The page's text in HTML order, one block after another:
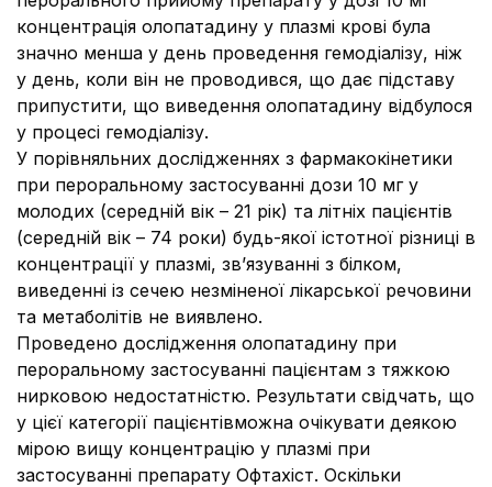
концентрація олопатадину у плазмі крові була
значно менша у день проведення гемодіалізу, ніж
у день, коли він не проводився, що дає підставу
припустити, що виведення олопатадину відбулося
у процесі гемодіалізу.
У порівняльних дослідженнях з фармакокінетики
при пероральному застосуванні дози 10 мг у
молодих (середній вік – 21 рік) та літніх пацієнтів
(середній вік – 74 роки) будь-якої істотної різниці в
концентрації у плазмі, зв’язуванні з білком,
виведенні із сечею незміненої лікарської речовини
та метаболітів не виявлено.
Проведено дослідження олопатадину при
пероральному застосуванні пацієнтам з тяжкою
нирковою недостатністю. Результати свідчать, що
у цієї категорії пацієнтівможна очікувати деякою
мірою вищу концентрацію у плазмі при
застосуванні препарату Офтахіст. Оскільки